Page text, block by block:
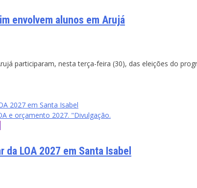
envolvem alunos em Arujá
participaram, nesta terça-feira (30), das eleições do
e orçamento 2027. "Divulgação.
LOA 2027 em Santa Isabel